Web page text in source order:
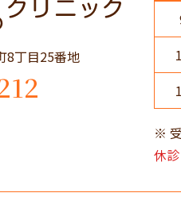
8丁目25番地
休